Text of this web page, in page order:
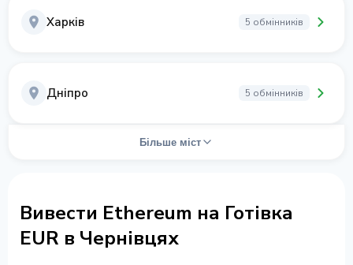
Харків 5 обмінників
Дніпро 5 обмінників
Більше міст
Вивести Ethereum на Готівка
EUR в Чернівцях